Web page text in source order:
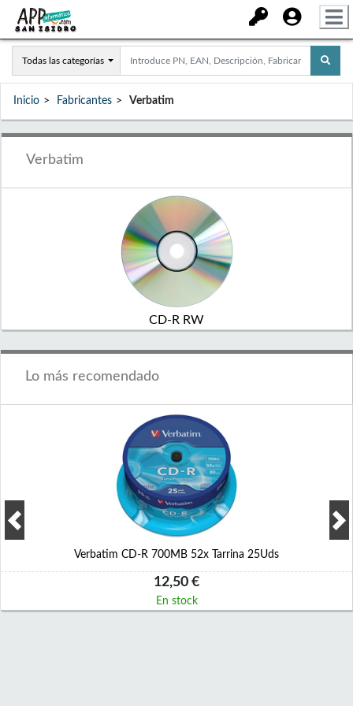
Todas las categorías
Inicio Fabricantes Verbatim
Verbatim
CD-R RW
Lo más recomendado
Verbatim CD-R 700MB 52x Tarrina 25Uds
12,50 €
En stock